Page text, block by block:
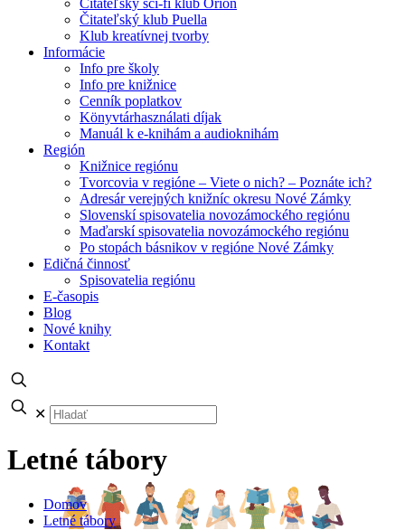
Čitateľský sci-fi klub Orion
Čitateľský klub Puella
Klub kreatívnej tvorby
Informácie
Info pre školy
Info pre knižnice
Cenník poplatkov
Könyvtárhasználati díjak
Manuál k e-knihám a audioknihám
Región
Knižnice regiónu
Tvorcovia v regióne – Viete o nich? – Poznáte ich?
Adresár verejných knižníc okresu Nové Zámky
Slovenskí spisovatelia novozámockého regiónu
Maďarskí spisovatelia novozámockého regiónu
Po stopách básnikov v regióne Nové Zámky
Edičná činnosť
Spisovatelia regiónu
E-časopis
Blog
Nové knihy
Kontakt
✕
Letné tábory
Domov
Letné tábory